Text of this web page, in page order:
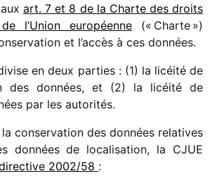
art. 7 et 8 de la Charte des droits
l’Union euro­péenne (« Charte »)
et l’accès à ces données.
en deux parties : (1) la licéité de
des données, et (2) la licéité de
par les autorités.
conser­va­tion des données rela­tives
données de loca­li­sa­tion, la CJUE
2002/​58 :